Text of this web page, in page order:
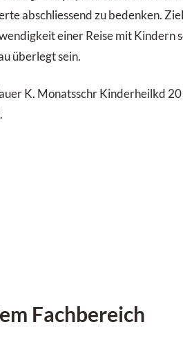
abschliessend zu bedenken.
einer Reise mit Kindern
überlegt sein.
K. Monatsschr Kinderheilkd
Fachbereich